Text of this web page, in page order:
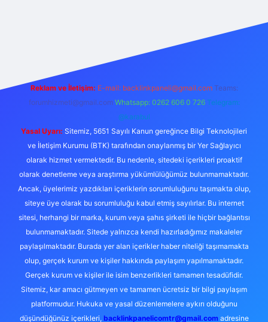
Reklam ve İletişim: E-mail: backlinkpaneli@gmail.com Teams:
forumhizmeti@gmail.com Whatsapp: 0262 606 0 726 Telegram:
@karabul
Yasal Uyarı: Sitemiz, 5651 Sayılı Kanun gereğince Bilgi Teknolojileri
ve İletişim Kurumu (BTK) tarafından onaylanmış bir Yer Sağlayıcı
olarak hizmet vermektedir. Bu nedenle, sitedeki içerikleri proaktif
olarak denetleme veya araştırma yükümlülüğümüz bulunmamaktadır.
Ancak, üyelerimiz yazdıkları içeriklerin sorumluluğunu taşımakta olup,
siteye üye olarak bu sorumluluğu kabul etmiş sayılırlar. Bu internet
sitesi, herhangi bir marka, kurum veya şahıs şirketi ile hiçbir bağlantısı
bulunmamaktadır. Sitede yalnızca kendi hazırladığımız makaleler
paylaşılmaktadır. Burada yer alan içerikler haber niteliği taşımamakta
olup, gerçek kurum ve kişiler hakkında paylaşım yapılmamaktadır.
Gerçek kurum ve kişiler ile isim benzerlikleri tamamen tesadüfidir.
Sitemiz, kar amacı gütmeyen ve tamamen ücretsiz bir bilgi paylaşım
platformudur. Hukuka ve yasal düzenlemelere aykırı olduğunu
düşündüğünüz içerikleri, backlinkpanelicomtr@gmail.comadresine